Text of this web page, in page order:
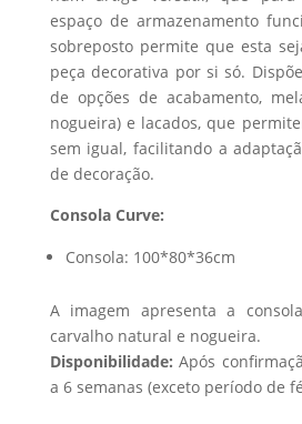
espaço de armazenamento
sobreposto permite que esta
peça decorativa por si só.
de opções de acabamento,
nogueira) e lacados, que
sem igual, facilitando a
de decoração.
Consola Curve:
Consola: 100*80*36cm
A imagem apresenta a
carvalho natural e nogueira.
Disponibilidade: Após
a 6 semanas (exceto período de